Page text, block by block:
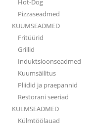
Hot-Dog
Pizzaseadmed
KUUMSEADMED
Fritüürid
Grillid
Induktsioonseadmed
Kuumsäilitus
Pliidid ja praepannid
Restorani seeriad
KÜLMSEADMED
Külmtöölauad